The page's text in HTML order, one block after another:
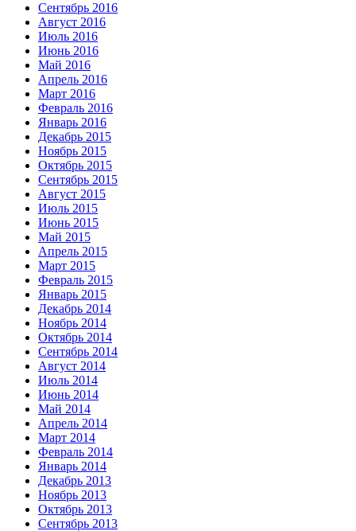
Сентябрь 2016
Август 2016
Июль 2016
Июнь 2016
Май 2016
Апрель 2016
Март 2016
Февраль 2016
Январь 2016
Декабрь 2015
Ноябрь 2015
Октябрь 2015
Сентябрь 2015
Август 2015
Июль 2015
Июнь 2015
Май 2015
Апрель 2015
Март 2015
Февраль 2015
Январь 2015
Декабрь 2014
Ноябрь 2014
Октябрь 2014
Сентябрь 2014
Август 2014
Июль 2014
Июнь 2014
Май 2014
Апрель 2014
Март 2014
Февраль 2014
Январь 2014
Декабрь 2013
Ноябрь 2013
Октябрь 2013
Сентябрь 2013